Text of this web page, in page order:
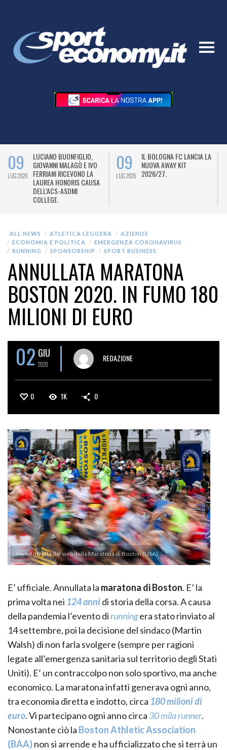
09
LUG 2026
LUCIANO BUONFIGLIO,
GIOVANNI MALAGÒ E IVO
FERRIANI RICEVONO LA
LAUREA HONORIS CAUSA
DELL’ACS-ASOMI
COLLEGE.
09
LUG 2026
IL BOLOGNA FC LANCIA LA
NUOVA AWAY KIT
2026/27.
ALL NEWS ATLETICA LEGGERA
AZIENDE
ECONOMIA E POLITICA
EMERGENZA CORONAVIRUS
RUNNING
SPONSORSHIP SPORT BUSINESS
ANNULLATA MARATONA
BOSTON 2020. IN FUMO 180
MILIONI DI EURO
02 GIU
2020
REDAZIONE
0 1K 0
Una foto tratta dal web della Maratona di Boston (USA)
E’ ufficiale. Annullata la maratona di Boston. E’ la
prima volta nei 124 annidi storia della corsa. A causa
della pandemia l’evento di runningera stato rinviato al
14 settembre, poi la decisione del sindaco (Martin
Walsh) di non farla svolgere (sempre per ragioni
legate all’emergenza sanitaria sul territorio degli Stati
Uniti). E’ un contraccolpo non solo sportivo, ma anche
economico. La maratona infatti generava ogni anno,
tra economia diretta e indotto, circa 180 milioni di
euro. Vi partecipano ogni anno circa 30 mila runner.
Nonostante ciò la Boston Athletic Association
(BAA)non si arrende e ha ufficializzato che si terrà un